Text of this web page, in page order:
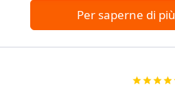
Per saperne di più